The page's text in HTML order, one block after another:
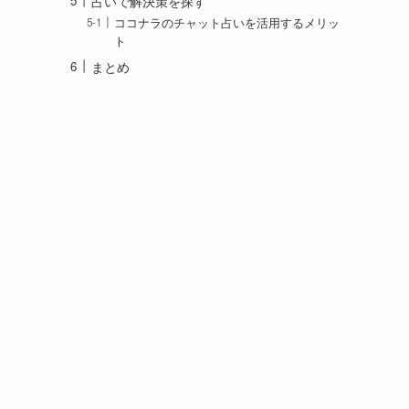
ココナラのチャット占いを活用するメリッ
ト
まとめ